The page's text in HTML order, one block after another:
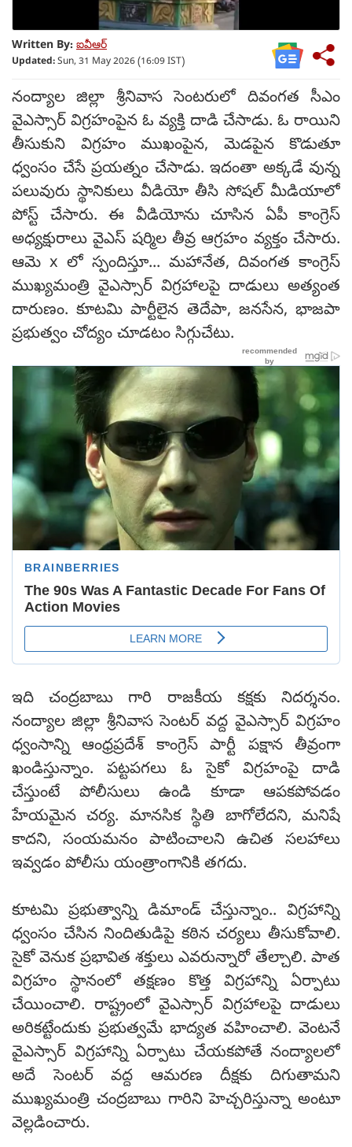
Written By: ఐవీఆర్
Updated:Sun, 31 May 2026 (16:09 IST)
నంద్యాల జిల్లా శ్రీనివాస సెంటరులో దివంగత సీఎం
వైఎస్సార్ విగ్రహంపైన ఓ వ్యక్తి దాడి చేసాడు. ఓ రాయిని
తీసుకుని విగ్రహం ముఖంపైన, మెడపైన కొడుతూ
ధ్వంసం చేసే ప్రయత్నం చేసాడు. ఇదంతా అక్కడే వున్న
పలువురు స్థానికులు వీడియో తీసి సోషల్ మీడియాలో
పోస్ట్ చేసారు. ఈ వీడియోను చూసిన ఏపీ కాంగ్రెస్
అధ్యక్షురాలు వైఎస్ షర్మిల తీవ్ర ఆగ్రహం వ్యక్తం చేసారు.
ఆమె x లో స్పందిస్తూ... మహానేత, దివంగత కాంగ్రెస్
ముఖ్యమంత్రి వైఎస్సార్ విగ్రహాలపై దాడులు అత్యంత
దారుణం. కూటమి పార్టీలైన తెదేపా, జనసేన, భాజపా
ప్రభుత్వం చోద్యం చూడటం సిగ్గుచేటు.
ఇది చంద్రబాబు గారి రాజకీయ కక్షకు నిదర్శనం.
నంద్యాల జిల్లా శ్రీనివాస సెంటర్ వద్ద వైఎస్సార్ విగ్రహం
ధ్వంసాన్ని ఆంధ్రప్రదేశ్ కాంగ్రెస్ పార్టీ పక్షాన తీవ్రంగా
ఖండిస్తున్నాం. పట్టపగలు ఓ సైకో విగ్రహంపై దాడి
చేస్తుంటే పోలీసులు ఉండి కూడా ఆపకపోవడం
హేయమైన చర్య. మానసిక స్థితి బాగోలేదని, మనిషే
కాదని, సంయమనం పాటించాలని ఉచిత సలహాలు
ఇవ్వడం పోలీసు యంత్రాంగానికి తగదు.
కూటమి ప్రభుత్వాన్ని డిమాండ్ చేస్తున్నాం.. విగ్రహాన్ని
ధ్వంసం చేసిన నిందితుడిపై కఠిన చర్యలు తీసుకోవాలి.
సైకో వెనుక ప్రభావిత శక్తులు ఎవరున్నారో తేల్చాలి. పాత
విగ్రహం స్థానంలో తక్షణం కొత్త విగ్రహాన్ని ఏర్పాటు
చేయించాలి. రాష్ట్రంలో వైఎస్సార్ విగ్రహాలపై దాడులు
అరికట్టేందుకు ప్రభుత్వమే భాద్యత వహించాలి. వెంటనే
వైఎస్సార్ విగ్రహాన్ని ఏర్పాటు చేయకపోతే నంద్యాలలో
అదే సెంటర్ వద్ద ఆమరణ దీక్షకు దిగుతామని
ముఖ్యమంత్రి చంద్రబాబు గారిని హెచ్చరిస్తున్నా అంటూ
వెల్లడించారు.